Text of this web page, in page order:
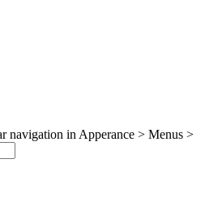
navigation in Apperance > Menus >